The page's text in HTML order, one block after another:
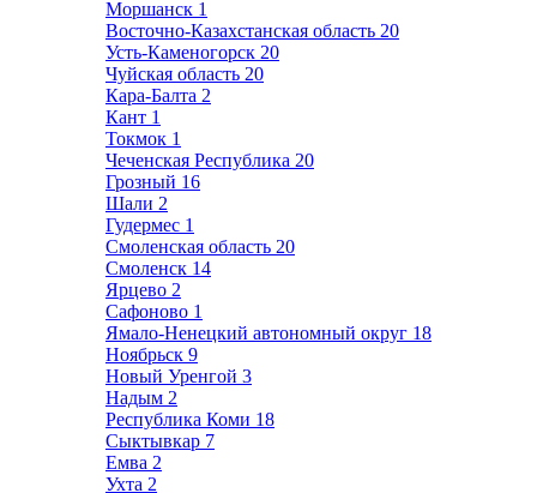
Моршанск 1
Восточно-Казахстанская область 20
Усть-Каменогорск 20
Чуйская область 20
Кара-Балта 2
Кант 1
Токмок 1
Чеченская Республика 20
Грозный 16
Шали 2
Гудермес 1
Смоленская область 20
Смоленск 14
Ярцево 2
Сафоново 1
Ямало-Ненецкий автономный округ 18
Ноябрьск 9
Новый Уренгой 3
Надым 2
Республика Коми 18
Сыктывкар 7
Емва 2
Ухта 2